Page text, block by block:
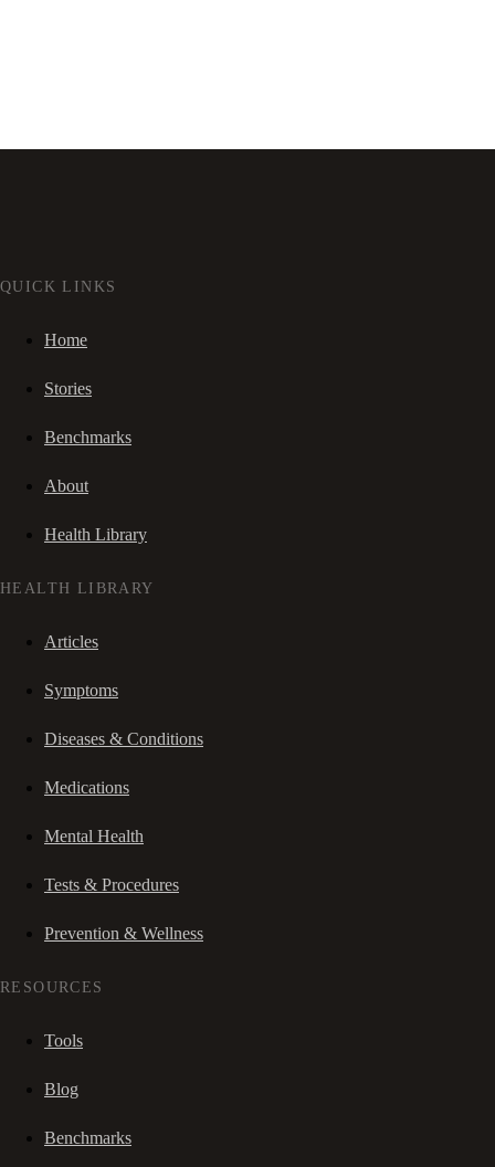
QUICK LINKS
Home
Stories
Benchmarks
About
Health Library
HEALTH LIBRARY
Articles
Symptoms
Diseases & Conditions
Medications
Mental Health
Tests & Procedures
Prevention & Wellness
RESOURCES
Tools
Blog
Benchmarks